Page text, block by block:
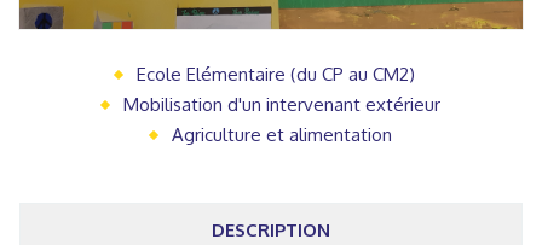
Ecole Elémentaire (du CP au CM2)
Mobilisation d'un intervenant extérieur
Agriculture et alimentation
DESCRIPTION